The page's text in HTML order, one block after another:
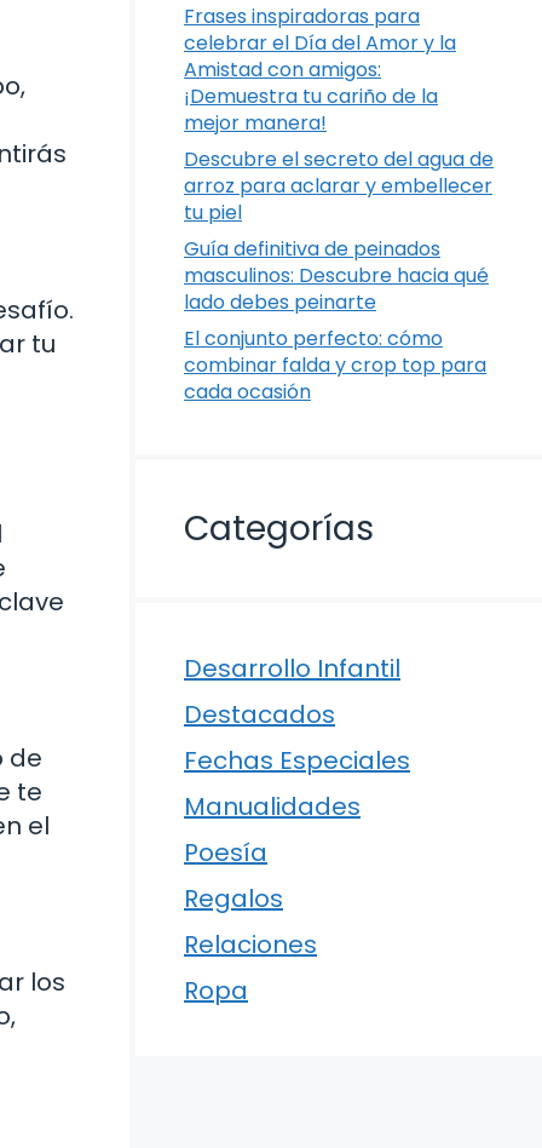
tu
de
te
el
los
Frases inspiradoras para
celebrar el Día del Amor y la
Amistad con amigos:
¡Demuestra tu cariño de la
mejor manera!
Descubre el secreto del agua de
arroz para aclarar y embellecer
tu piel
Guía definitiva de peinados
masculinos: Descubre hacia qué
lado debes peinarte
El conjunto perfecto: cómo
combinar falda y crop top para
cada ocasión
Categorías
Desarrollo Infantil
Destacados
Fechas Especiales
Manualidades
Poesía
Regalos
Relaciones
Ropa